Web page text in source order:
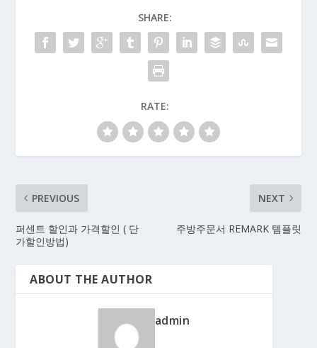
SHARE:
RATE:
PREVIOUS
퍼센트 할인과 가격할인 ( 단
가할인방법)
NEXT
주방주문서 REMARK 템플릿
ABOUT THE AUTHOR
admin